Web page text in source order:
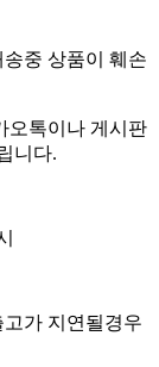
중 상품이 훼손
오톡이나 게시판
니다.
가 지연될경우